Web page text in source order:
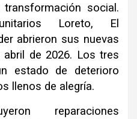
social.
Loreto, El
abrieron sus nuevas
de 2026. Los tres
estado de deterioro
llenos de alegría.
reparaciones